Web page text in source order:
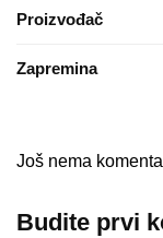
Proizvođač
Zapremina
Još nema
Budite prvi